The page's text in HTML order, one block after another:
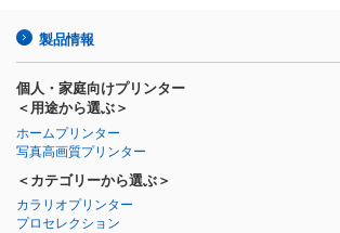
製品情報
個人・家庭向けプリンター
＜用途から選ぶ＞
ホームプリンター
写真高画質プリンター
＜カテゴリーから選ぶ＞
カラリオプリンター
プロセレクション